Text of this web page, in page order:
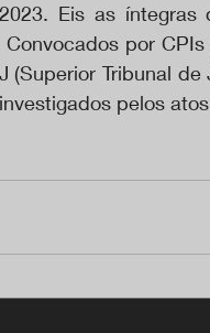
Eis as
por
(Superior Tribunal
pelos